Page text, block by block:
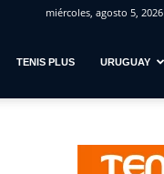
miércoles, agosto 5, 2026
TENIS PLUS URUGUAY